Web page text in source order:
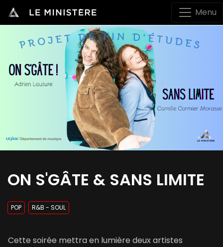
Menu
ON S'GÂTE & SANS LIMITE
POP R&B - SOUL
Cette soirée mettra en lumière deux artistes